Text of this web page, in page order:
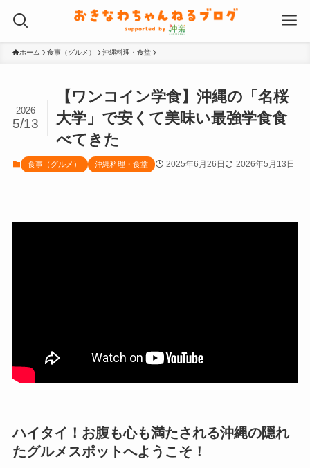
ホーム 食事（グルメ） 沖縄料理・食堂
【ワンコイン学食】沖縄の「名桜
大学」で安くて美味い最強学食食
べてきた
2026
5/13
食事（グルメ） 沖縄料理・食堂 2025年6月26日 2026年5月13日
ハイタイ！お腹も心も満たされる沖縄の隠れ
たグルメスポットへようこそ！